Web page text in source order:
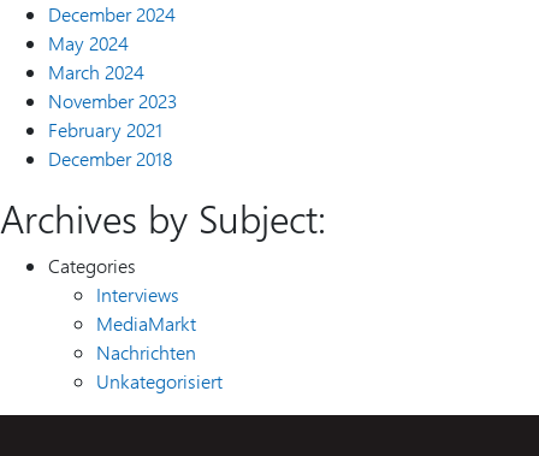
December 2024
May 2024
March 2024
November 2023
February 2021
December 2018
Archives by Subject:
Categories
Interviews
MediaMarkt
Nachrichten
Unkategorisiert